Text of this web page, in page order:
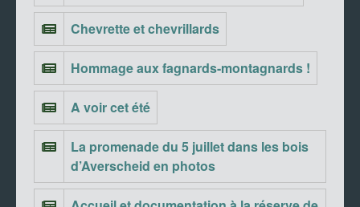
Chevrette et chevrillards
Hommage aux fagnards-montagnards !
A voir cet été
La promenade du 5 juillet dans les bois
d’Averscheid en photos